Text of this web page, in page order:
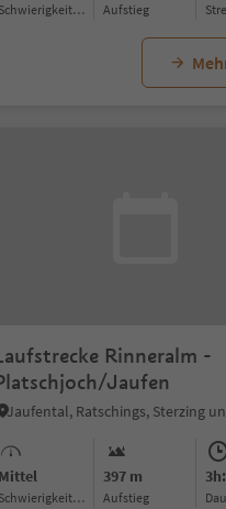
Schwierigkeitsgrad Aufstieg
Rinneralm -
Jaufen
Mittel
Schwierigkeitsgrad
397 m
Aufstieg